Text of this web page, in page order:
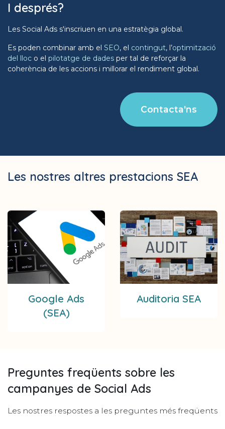
I després?
Les Social Ads s'inscriuen en una estratègia global.
Es poden combinar amb el SEO, el contingut, l’optimització
del lloc o el pilotatge de dades per tal de reforçar la
coherència de les accions i millorar el rendiment global.
Contacta'ns
Les nostres altres prestacions SEA
Google Ads
(SEA)
Auditoria SEA
Preguntes freqüents sobre les
campanyes de Social Ads
Les nostres respostes a les preguntes més freqüents